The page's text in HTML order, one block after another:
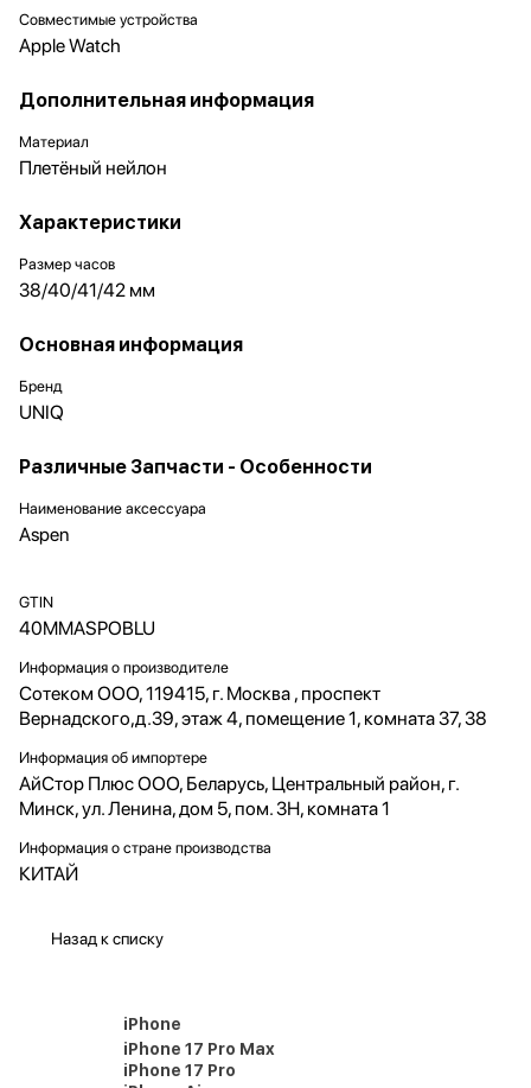
Совместимые устройства
Apple Watch
Дополнительная информация
Материал
Плетёный нейлон
Характеристики
Размер часов
38/40/41/42 мм
Основная информация
Бренд
UNIQ
Различные Запчасти - Особенности
Наименование аксессуара
Aspen
GTIN
40MMASPOBLU
Информация о производителе
Сотеком ООО, 119415, г. Москва , проспект
Вернадского,д.39, этаж 4, помещение 1, комната 37, 38
Информация об импортере
АйСтор Плюс ООО, Беларусь, Центральный район, г.
Минск, ул. Ленина, дом 5, пом. 3Н, комната 1
Информация о стране производства
КИТАЙ
Назад к списку
iPhone
iPhone 17 Pro Max
iPhone 17 Pro